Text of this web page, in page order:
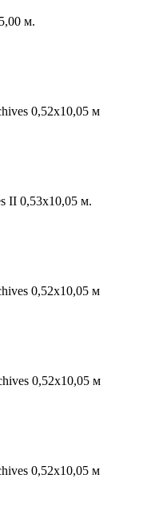
м.
0,52x10,05 м
II 0,53х10,05 м.
0,52x10,05 м
0,52x10,05 м
0,52x10,05 м